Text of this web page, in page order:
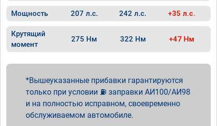
Мощность 207 л.с. 242 л.с. +35 л.с.
Крутящий
момент
275 Нм 322 Нм +47 Нм
Вышеуказанные прибавки гарантируются
только при условии ⛽ заправки АИ100/АИ98
и на полностью исправном, своевременно
обслуживаемом автомобиле.